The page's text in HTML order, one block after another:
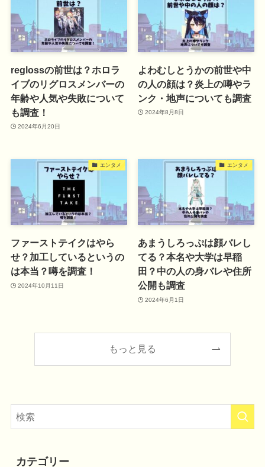
reglossの前世は？ホロラ
イブのリグロスメンバーの
年齢や人気や失敗について
も調査！
2024年6月20日
よわむしとうかの前世や中
の人の顔は？炎上の噂やラ
ンク・地声についても調査
2024年8月8日
エンタメ
ファーストテイクはやら
せ？加工しているというの
は本当？噂を調査！
2024年10月11日
エンタメ
あまうしろっぷは顔バレし
てる？本名や大学は早稲
田？中の人の身バレや住所
公開も調査
2024年6月1日
もっと見る
カテゴリー